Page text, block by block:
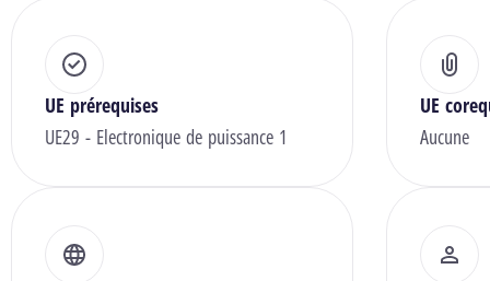
UE prérequises
UE29 - Electronique de puissance 1
UE
Aucune